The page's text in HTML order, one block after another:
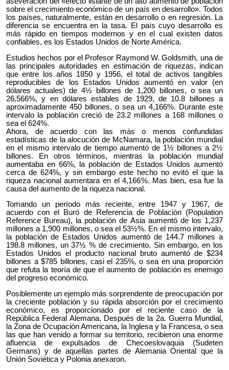
sobre el crecimiento económico de un país en desarrollo». Todos
los países, naturalmente, están en desarrollo o en regresión. La
diferencia se encuentra en la tasa. El país cuyo desarrollo es
más rápido en tiempos modernos y en el cual existen datos
confiables, es los Estados Unidos de Norte América.
Estudios hechos por el Profesor Raymond W. Goldsmith, una de
las principales autoridades en estimación de riquezas, indican
que entre los años 1850 y 1956, el total de activos tangibles
reproducibles de los Estados Unidos aumentó en valor (en
dólares actuales) de 4½ billones de 1,200 billones, o sea un
26,566%, y en dólares estables de 1929, de 10.8 billones a
aproximadamente 450 billones, o sea un 4,166%. Durante este
intervalo la población creció de 23.2 millones a 168 millones o
sea el 624%.
Ahora, de acuerdo con las más o menos confundidas
estadísticas de la alocución de McNamara, la población mundial
en el mismo intervalo de tiempo aumentó de 1½ billones a 2½
billones. En otros términos, mientras la población mundial
aumentaba en 66%, la población de Estados Unidos aumentó
cerca de 624%, y sin embargo este hecho no evitó el que la
riqueza nacional aumentara en el 4,166%. Mas bien, esa fue la
causa del aumento de la riqueza nacional.
Tomando un período más reciente, entre 1947 y 1967, de
acuerdo con el Buró de Referencia de Población (Population
Reference Bureau), la población de Asia aumentó de los 1,237
millones a 1,900 millones, o sea el 53½%. En el mismo intervalo,
la población de Estados Unidos aumentó de 144.7 millones a
198.8 millones, un 37½ % de crecimiento. Sin embargo, en los
Estados Unidos el producto nacional bruto aumentó de $234
billones a $785 billones, casi el 235%, o sea en una proporción
que refuta la teoría de que el aumento de población es enemigo
del progreso económico.
Posiblemente un ejemplo más sorprendente de preocupación por
la creciente población y su rápida absorción por el crecimiento
económico, es proporcionado por el reciente caso de la
República Federal Alemana. Después de la 2a. Guerra Mundial,
la Zona de Ocupación Americana, la Inglesa y la Francesa, o sea
las que han venido a formar su territorio, recibieron una enorme
afluencia de expulsados de Checoeslovaquia (Sudeten
Germans) y de aquellas partes de Alemania Oriental que la
Unión Soviética y Polonia anexaron.